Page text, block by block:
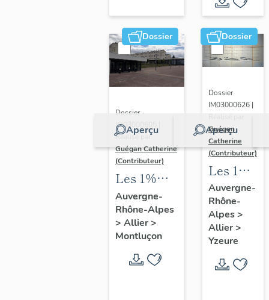
de Nerdre,
puis lycée
Maurice-
actuellement
immeuble
à
logements,
boutiques,
ateliers et
école
Dossier
Aperçu
Dossier
IM03000605 |
Réalisé par
Guégan Catherine
(Contributeur)
Les 1%
artistiques
de l'école
nationale
professionnelle
Auvergne-
Rhône-Alpes
> Allier>
Montluçon
Dossier
Aperçu
Dossier
IM03000626 |
Guégan
Catherine
(Contributeur)
Les 1%
artistiques
du lycée
Jean-
Monnet
d'Yzeure
Auvergne-
Rhône-
Alpes>
Allier>
Yzeure